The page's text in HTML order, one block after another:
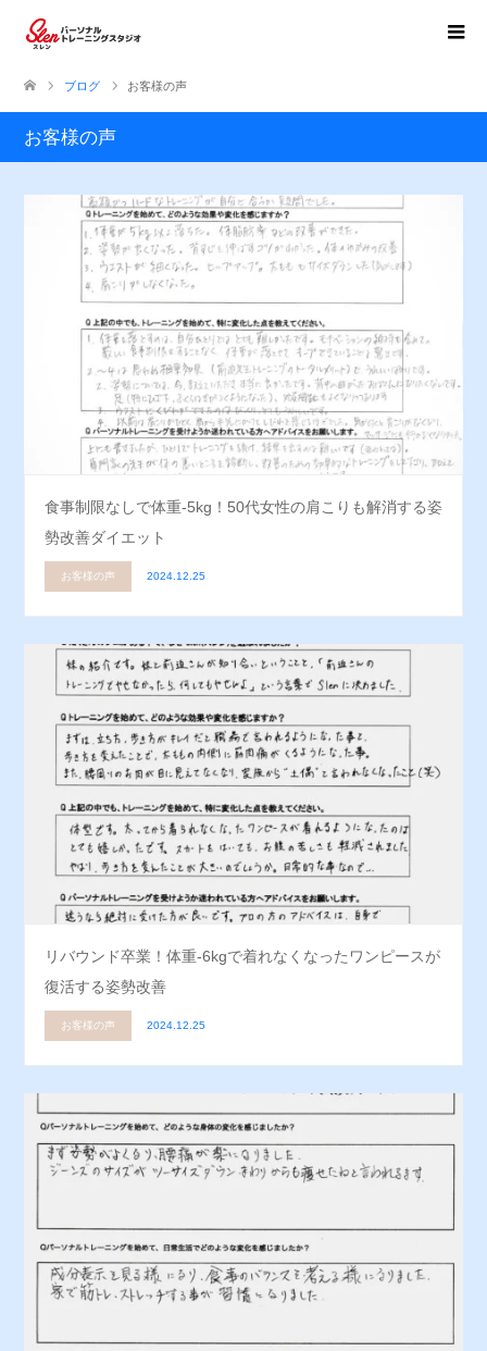
ブログ お客様の声
お客様の声
食事制限なしで体重-5kg！50代女性の肩こりも解消する姿
勢改善ダイエット
お客様の声 2024.12.25
リバウンド卒業！体重-6kgで着れなくなったワンピースが
復活する姿勢改善
お客様の声 2024.12.25